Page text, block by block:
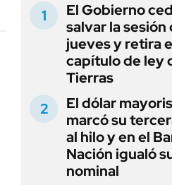
El Gobierno
salvar la sesión
jueves y retira
capítulo de ley
Tierras
El dólar
marcó su
al hilo y en el
Nación igualó
nominal